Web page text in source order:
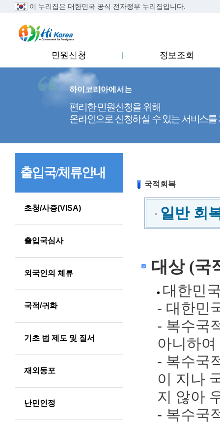
이 누리집은 대한민국 공식 전자정부 누리집입니다.
민원신청 정보조회
하이코리아에서는
편리한 민원신청을 위해
온라인으로 신청하실 수 있는 서비스를
출입국/체류안내
초청/사증(VISA)
출입국심사
외국인의 체류
국적/귀화
기초 법 제도 및 질서
재외동포
난민인정
국적회복
일반 회
반
대상 (국
대한민
- 대한민
- 복수국
아니하
- 복수국
이 지나
지 않아
- 복수국